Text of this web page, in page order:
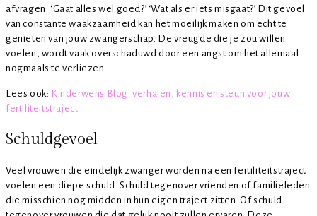
afvragen: ‘Gaat alles wel goed?’ ‘Wat als er iets misgaat?’ Dit gevoel
van constante waakzaamheid kan het moeilijk maken om echt te
genieten van jouw zwangerschap. De vreugde die je zou willen
voelen, wordt vaak overschaduwd door een angst om het allemaal
nogmaals te verliezen.
Lees ook: Kinderwens Blog: verhalen, kennis en steun voor jouw
fertiliteitstraject
Schuldgevoel
Veel vrouwen die eindelijk zwanger worden na een fertiliteitstraject
voelen een diepe schuld. Schuld tegenover vrienden of familieleden
die misschien nog midden in hun eigen traject zitten. Of schuld